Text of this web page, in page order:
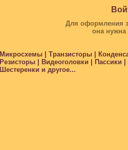
Для оформления
она
Микросхемы | Транзисторы |
Резисторы | Видеоголовки |
Шестеренки и другое...